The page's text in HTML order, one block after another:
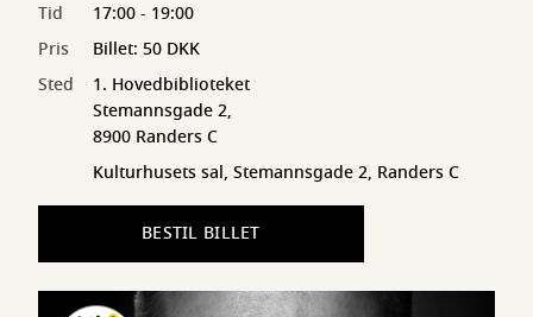
Tid
17:00 - 19:00
Pris
Billet: 50 DKK
Sted
1. Hovedbiblioteket
Stemannsgade 2,
8900 Randers C
Kulturhusets sal, Stemannsgade 2, Randers C
BESTIL BILLET